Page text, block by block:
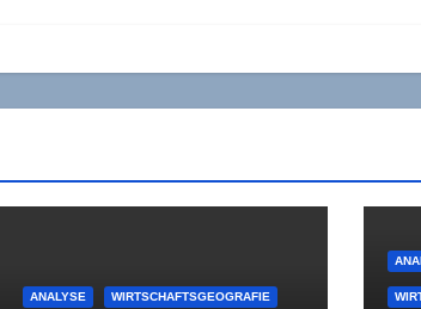
ANALYSE WIRTSCHAFTSGEOGRAFIE